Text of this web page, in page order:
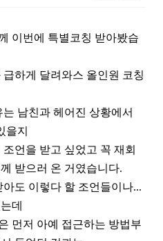
이번에 특별코칭 받아봤습
하게 달려와스 올인원 코칭
남친과 헤어진 상황에서
을지
언을 받고 싶었고 꼭 재회
받으러 온 거였습니다.
도 이렇다 할 조언들이나...
데
먼저 아예 접근하는 방법부